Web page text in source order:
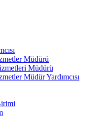
Müdürü
Müdürü
Müdür Yardımcısı